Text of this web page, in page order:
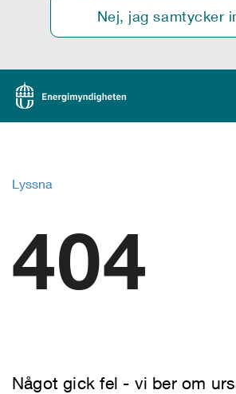
Nej, jag samtycker
Lyssna
404
Något gick fel - vi ber om